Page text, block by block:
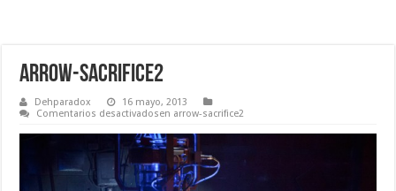
arrow-sacrifice2
Dehparadox
16 mayo, 2013
Comentarios desactivadosen arrow-sacrifice2